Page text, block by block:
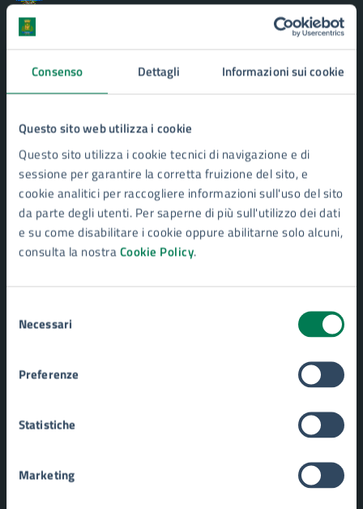
Consenso Dettagli Informazioni sui cookie
Questo sito web utilizza i cookie
Questo sito utilizza i cookie tecnici di navigazione e di
sessione per garantire la corretta fruizione del sito, e
cookie analitici per raccogliere informazioni sull'uso del sito
da parte degli utenti. Per saperne di più sull'utilizzo dei dati
e su come disabilitare i cookie oppure abilitarne solo alcuni,
consulta la nostraCookie Policy.
delNecessari
Preferenze
Statistiche
Marketing
AMMINISTRAZIONE
Uffici
Organi di governo
Politici
Personale amministrativo
Enti e fondazioni
Documenti e Dati
CATEGORIE DI SERVIZIO
Ambiente
Catasto e urbanistica
Cultura e tempo libero
Giustizia e sicurezza pubblica
Salute, benessere e assistenza
Turismo